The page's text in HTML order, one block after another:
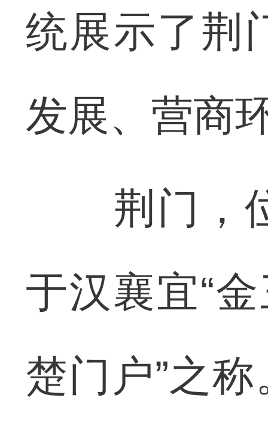
统展示了荆
发展、营商
荆门，位
于汉襄宜“
楚门户”之